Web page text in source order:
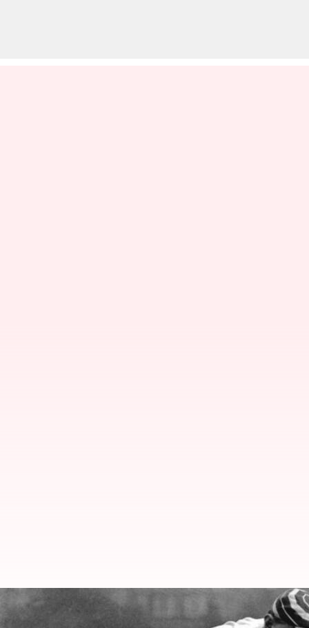
First Hat trick: ప్రపంచ